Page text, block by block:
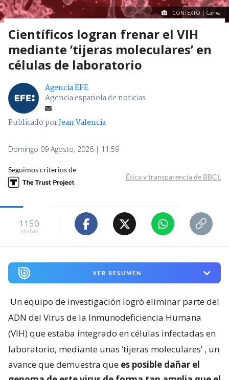
CONTEXTO | Canva
Científicos logran frenar el VIH
mediante ’tijeras moleculares’ en
células de laboratorio
Agencia EFE
Agencia española de noticias
Publicado porJean Valencia
Domingo 09 Agosto, 2026 | 11:59
Seguimos criterios de
Ética y transparencia de BBCL
1150
visitas
VER RESUMEN
Un equipo de investigación logró eliminar parte del
ADN del Virus de la Inmunodeficiencia Humana
(VIH) que estaba integrado en células infectadas en
laboratorio, mediante unas ‘tijeras moleculares’ , un
avance que demuestra que es posible dañar el